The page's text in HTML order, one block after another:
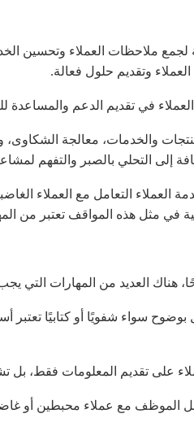
لجمع ملاحظات العملاء وتحسين
وتقديم حلول فعالة.
في تقديم الدعم والمساعدة
والخدمات، معالجة الشكاوى،
إلى التحلي بالصبر والتفهم
العملاء التعامل مع العملاء
في مثل هذه المواقف تعتبر من
العديد من المهارات التي يجب
بوضوح سواء شفويًا أو كتابيًا
على تقديم المعلومات فقط، بل
الموظف مع عملاء محبطين أو